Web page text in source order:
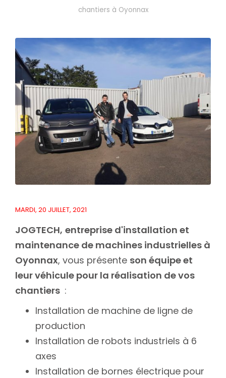
chantiers à Oyonnax
MARDI, 20 JUILLET, 2021
JOGTECH, entreprise d'installation et
maintenance de machines industrielles à
Oyonnax, vous présente son équipe et
leur véhicule pour la réalisation de vos
chantiers :
Installation de machine de ligne de
production
Installation de robots industriels à 6
axes
Installation de bornes électrique pour